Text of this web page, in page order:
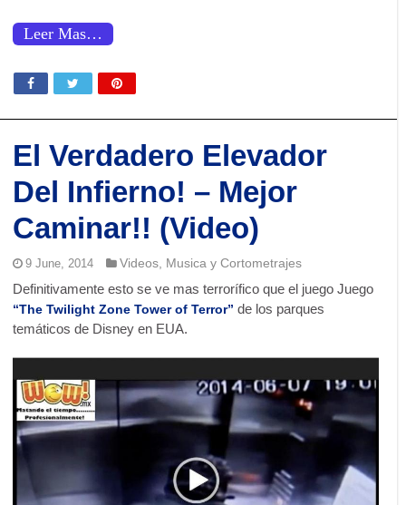
Leer Mas…
El Verdadero Elevador
Del Infierno! – Mejor
Caminar!! (Video)
9 June, 2014 Videos, Musica y Cortometrajes
Definitivamente esto se ve mas terrorífico que el juego Juego
“The Twilight Zone Tower of Terror” de los parques
temáticos de Disney en EUA.